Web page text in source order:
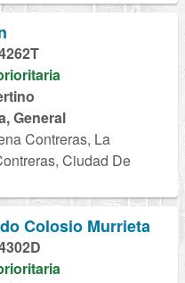
General
Contreras, La
Ciudad De
Colosio Murrieta